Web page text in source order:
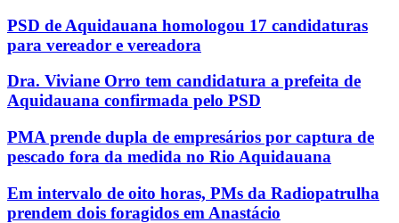
PSD de Aquidauana homologou 17 candidaturas
para vereador e vereadora
Dra. Viviane Orro tem candidatura a prefeita de
Aquidauana confirmada pelo PSD
PMA prende dupla de empresários por captura de
pescado fora da medida no Rio Aquidauana
Em intervalo de oito horas, PMs da Radiopatrulha
prendem dois foragidos em Anastácio